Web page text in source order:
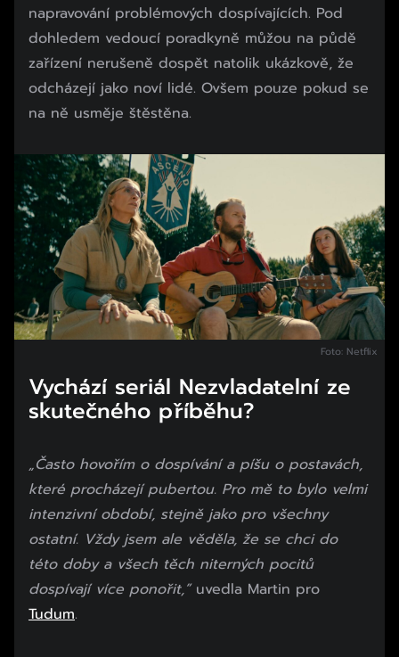
napravování problémových dospívajících. Pod
dohledem vedoucí poradkyně můžou na půdě
zařízení nerušeně dospět natolik ukázkově, že
odcházejí jako noví lidé. Ovšem pouze pokud se
na ně usměje štěstěna.
Foto: Netflix
Vychází seriál Nezvladatelní ze
skutečného příběhu?
„Často hovořím o dospívání a píšu o postavách,
které procházejí pubertou. Pro mě to bylo velmi
intenzivní období, stejně jako pro všechny
ostatní. Vždy jsem ale věděla, že se chci do
této doby a všech těch niterných pocitů
dospívají více ponořit,”uvedla Martin pro
Tudum.